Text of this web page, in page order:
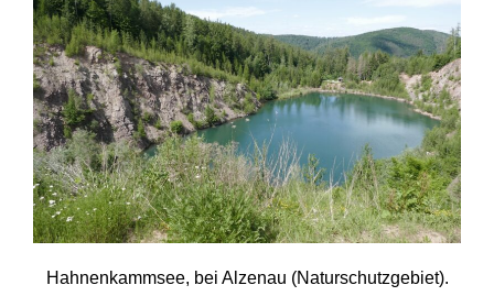
Hahnenkammsee, bei Alzenau (Naturschutzgebiet).